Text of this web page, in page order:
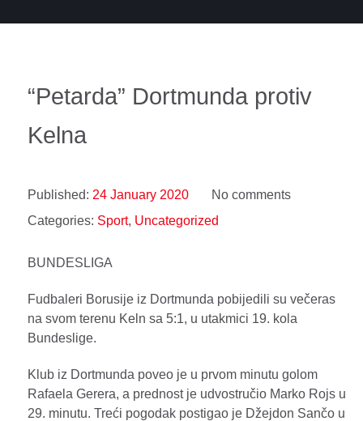
“Petarda” Dortmunda protiv
Kelna
Published: 24 January 2020
No comments
Categories: Sport, Uncategorized
BUNDESLIGA
Fudbaleri Borusije iz Dortmunda pobijedili su večeras
na svom terenu Keln sa 5:1, u utakmici 19. kola
Bundeslige.
Klub iz Dortmunda poveo je u prvom minutu golom
Rafaela Gerera, a prednost je udvostručio Marko Rojs u
29. minutu. Treći pogodak postigao je Džejdon Sančo u